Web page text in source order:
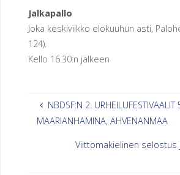
IL
US
RA
Jalkapallo
Joka keskiviikko elokuuhun asti,
124).
Kello 16.30:n jälkeen
NBDSF:N 2.
MAARIANHAMINA, AHVENANMAA
Viittomakielinen selostus